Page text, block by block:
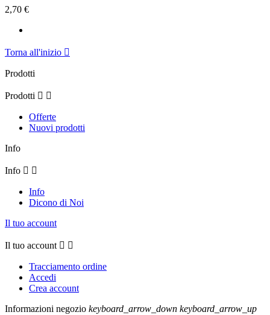
2,70 €
Torna all'inizio 
Prodotti
Prodotti  
Offerte
Nuovi prodotti
Info
Info  
Info
Dicono di Noi
Il tuo account
Il tuo account  
Tracciamento ordine
Accedi
Crea account
Informazioni negozio keyboard_arrow_down keyboard_arrow_up